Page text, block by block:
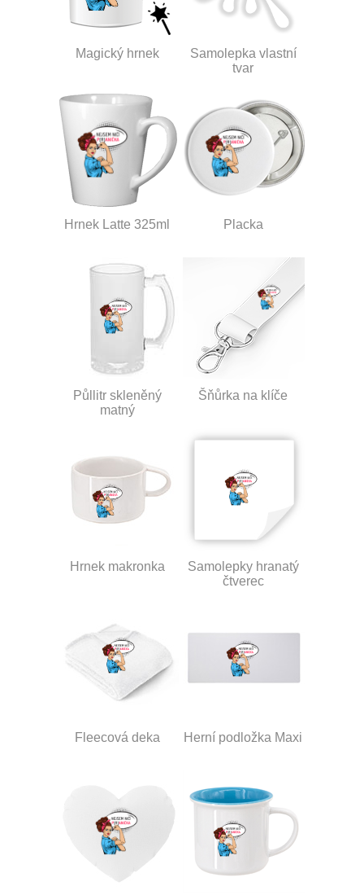
Magický hrnek
Samolepka vlastní
tvar
Hrnek Latte 325ml Placka
Půllitr skleněný
matný
Šňůrka na klíče
Hrnek makronka
Samolepky hranatý
čtverec
Fleecová deka Herní podložka Maxi